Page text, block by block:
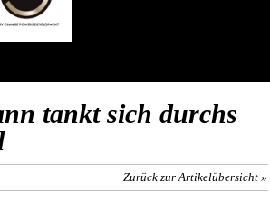
tankt sich durchs
Zurück zur Artikelübersicht »